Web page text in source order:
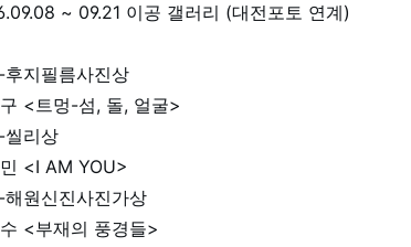
~ 09.21 이공 갤러리 (대전포토 연계)
지필름사진상
<트멍-섬, 돌, 얼굴>
리상
<I AM YOU>
원신진사진가상
<부재의 풍경들>